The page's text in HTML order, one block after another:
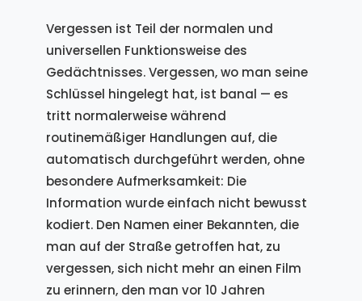
Vergessen ist Teil der normalen und
universellen Funktionsweise des
Gedächtnisses. Vergessen, wo man seine
Schlüssel hingelegt hat, ist banal — es
tritt normalerweise während
routinemäßiger Handlungen auf, die
automatisch durchgeführt werden, ohne
besondere Aufmerksamkeit: Die
Information wurde einfach nicht bewusst
kodiert. Den Namen einer Bekannten, die
man auf der Straße getroffen hat, zu
vergessen, sich nicht mehr an einen Film
zu erinnern, den man vor 10 Jahren